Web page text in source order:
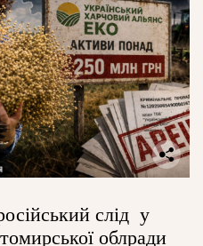
слід у
облради